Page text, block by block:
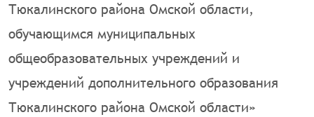
Тюкалинского района Омской области,
обучающимся муниципальных
общеобразовательных учреждений и
учреждений дополнительного образования
Тюкалинского района Омской области»